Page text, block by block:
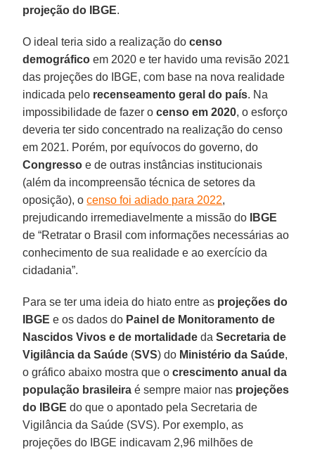
projeção do IBGE.
O ideal teria sido a realização docenso
demográfico em 2020 e ter havido uma revisão 2021
das projeções do IBGE, com base na nova realidade
indicada pelo recenseamento geral do país. Na
impossibilidade de fazer ocenso em 2020, o esforço
deveria ter sido concentrado na realização do censo
em 2021. Porém, por equívocos do governo, do
Congresso e de outras instâncias institucionais
(além da incompreensão técnica de setores da
oposição), ocenso foi adiado para 2022,
prejudicando irremediavelmente a missão do
IBGE
de “Retratar o Brasil com informações necessárias ao
conhecimento de sua realidade e ao exercício da
cidadania”.
Para se ter uma ideia do hiato entre as projeções do
IBGE e os dados do Painel de Monitoramento de
Nascidos Vivos e de mortalidade daSecretaria de
Vigilância da Saúde (SVS) do Ministério da Saúde,
o gráfico abaixo mostra que ocrescimento anual da
população brasileira é sempre maior nas projeções
do IBGE do que o apontado pela Secretaria de
Vigilância da Saúde (SVS). Por exemplo, as
projeções do IBGE indicavam 2,96 milhões de